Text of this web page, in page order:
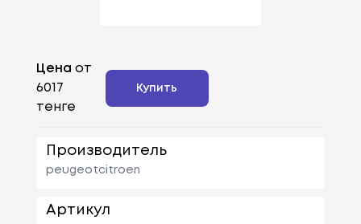
Цена от
6017
тенге
Купить
Производитель
peugeotcitroen
Артикул